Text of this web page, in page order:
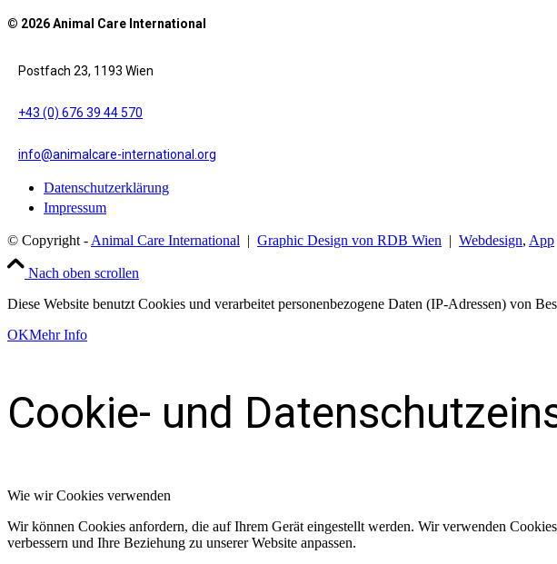
© 2026 Animal Care International
Postfach 23, 1193 Wien
+43 (0) 676 39 44 570
info@animalcare-international.org
Datenschutzerklärung
Impressum
© Copyright - Animal Care International | Graphic Design von RDB Wien | Webdesign, App
Nach oben scrollen
Diese Website benutzt Cookies und verarbeitet personenbezogene Daten (IP-Adressen) von
OKMehr Info
Cookie- und
Wie wir Cookies verwenden
Wir können Cookies anfordern, die auf Ihrem Gerät eingestellt werden. Wir verwenden
verbessern und Ihre Beziehung zu unserer Website anpassen.